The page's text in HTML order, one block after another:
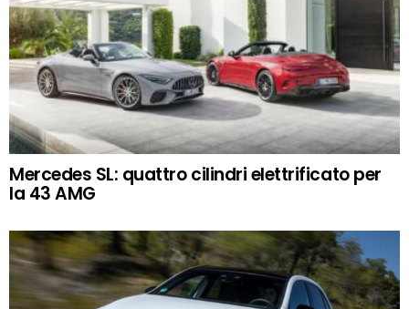
Mercedes SL: quattro cilindri elettrificato per
la 43 AMG